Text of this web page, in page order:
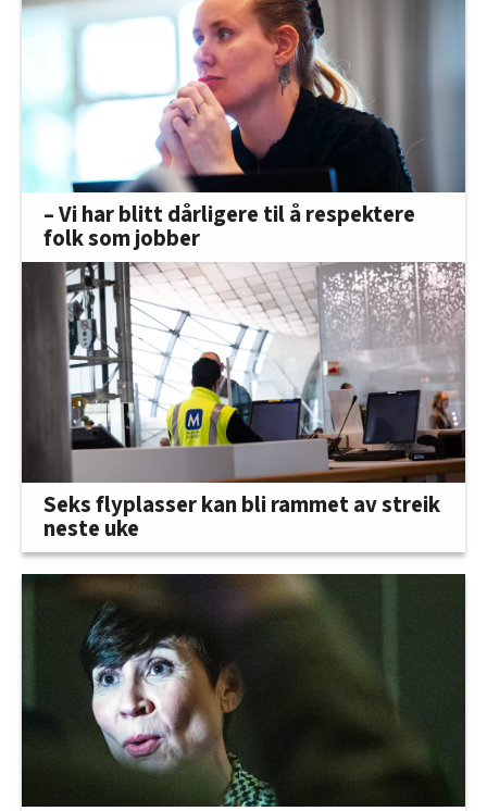
– Vi har blitt dårligere til å respektere
folk som jobber
Seks flyplasser kan bli rammet av streik
neste uke